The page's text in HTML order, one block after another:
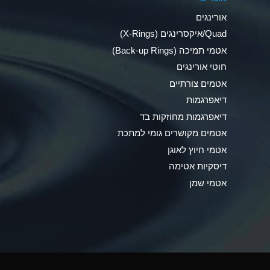
Ammonia Gas (hot)
Ammonium Carbonate (Aqueous)
Ammonium Chloride (Aqueous)
Ammonium Hydroxide (conc.)
Ammonium Nitrate (Aqueous)
Ammonium Nitrite (Aqueous)
Ammonium Sulfate (Aqueous)
אורינגים
Quad/איקסרינגים (X-Rings)
אטמי תמיכה (Back-up Rings)
חוטי אורינגים
אטמים צורתיים
דיאפרגמות
דיאפרגמות מחוזקות בד
אטמים מקושרים גומי למתכת
אטמי חיוץ לאוגן
דיסקיות אטימה
אטמי שמן